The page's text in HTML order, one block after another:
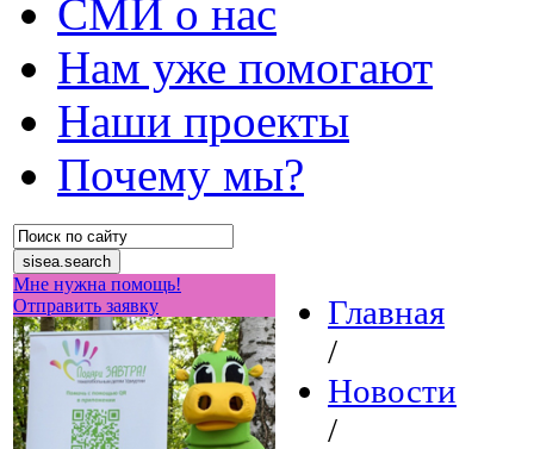
СМИ о нас
Нам уже помогают
Наши проекты
Почему мы?
Мне нужна помощь!
Отправить заявку
Главная
/
Новости
/